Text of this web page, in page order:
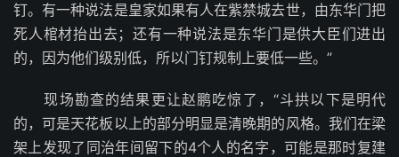
钉。有一种说法是皇家如果有人在紫禁城去世，由东华门把
死人棺材抬出去；还有一种说法是东华门是供大臣们进出
的，因为他们级别低，所以门钉规制上要低一些。”
现场勘查的结果更让赵鹏吃惊了，“斗拱以下是明代
的，可是天花板以上的部分明显是清晚期的风格。我们在梁
架上发现了同治年间留下的4个人的名字，可能是那时复建